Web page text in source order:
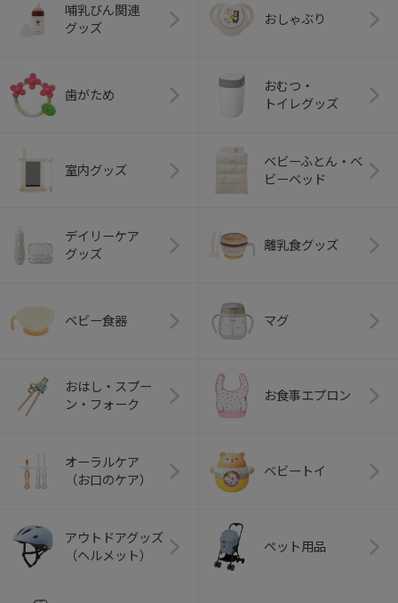
哺乳びん関連
グッズ
おしゃぶり
歯がため
おむつ・
トイレグッズ
室内グッズ
ベビーふとん・ベ
ビーベッド
デイリーケア
グッズ
離乳食グッズ
ベビー食器 マグ
おはし・スプー
ン・フォーク
お食事エプロン
オーラルケア
（お口のケア）
ベビートイ
アウトドアグッズ
（ヘルメット）
ペット用品